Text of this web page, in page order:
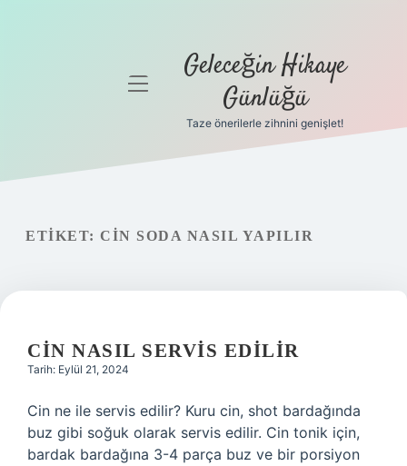
Gizlilik
Yasal Uyarı
Hakkımızda
menüyü Geleceğin Hikaye
Günlüğü
Taze önerilerle zihnini genişlet!
ETIKET: CIN SODA NASIL YAPILIR
CIN NASIL SERVIS EDILIR
Tarih: Eylül 21, 2024
Cin ne ile servis edilir? Kuru cin, shot bardağında
buz gibi soğuk olarak servis edilir. Cin tonik için,
bardak bardağına 3-4 parça buz ve bir porsiyon